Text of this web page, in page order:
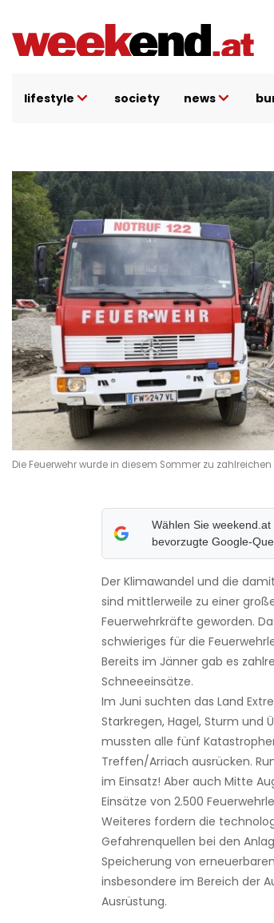
Inhalt
lifestyle society news
Die Feuerwehr wurde in diesem Sommer zu
Wählen Sie weekend.at
bevorzugte Google-
Der Klimawandel und die
sind mittlerweile zu einer
Feuerwehrkräfte geworden.
schwieriges für die
Bereits im Jänner gab es
Schneeeinsätze.
Im Juni suchten das Land
Starkregen, Hagel, Sturm und
mussten alle fünf
Treffen/Arriach ausrücken.
im Einsatz! Aber auch Mitte
Einsätze von 2.500
Weiteres fordern die
Gefahrenquellen bei den
Speicherung von
insbesondere im Bereich der
Ausrüstung.